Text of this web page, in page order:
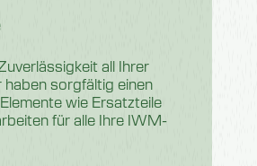
all Ihrer
sorgfältig einen
wie Ersatzteile
für alle Ihre IWM-